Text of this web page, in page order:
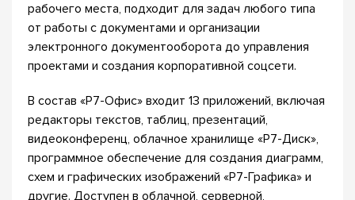
рабочего места, подходит для задач любого типа
от работы с документами и организации
электронного документооборота до управления
проектами и создания корпоративной соцсети.
В состав «Р7-Офис» входит 13 приложений, включая
редакторы текстов, таблиц, презентаций,
видеоконференц, облачное хранилище «Р7-Диск»,
программное обеспечение для создания диаграмм,
схем и графических изображений «Р7-Графика» и
другие. Доступен в облачной, серверной,